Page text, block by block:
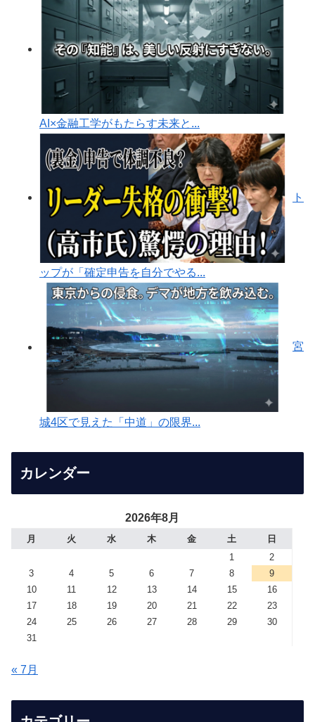
AI×金融工学がもたらす未来と...
ト
ップが「確定申告を自分でやる...
宮
城4区で見えた「中道」の限界...
カレンダー
2026年8月
月 火 水 木 金 土
日
1
2
3
4 5 6 7 8
9
10
11 12 13 14 15
16
17
18 19 20 21 22
23
24
25 26 27 28 29
30
31
« 7月